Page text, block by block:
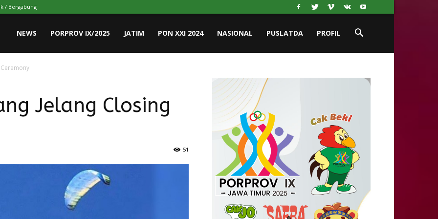
/ Bergabung
NEWS PORPROV IX/2025 JATIM PON XXI 2024 NASIONAL PUSLATDA PROFIL
Jelang Closing
51